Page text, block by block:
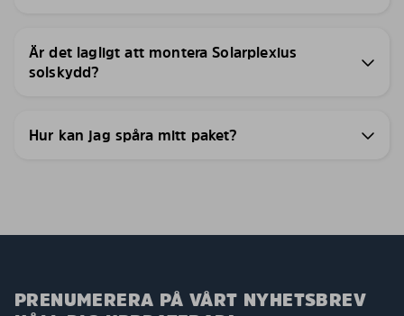
Är det lagligt att montera Solarplexius
solskydd?
Hur kan jag spåra mitt paket?
PRENUMERERA PÅ VÅRT NYHETSBREV